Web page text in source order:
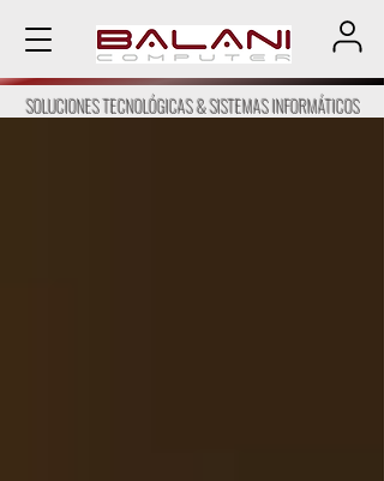
SOLUCIONES TECNOLÓGICAS & SISTEMAS INFORMÁTICOS